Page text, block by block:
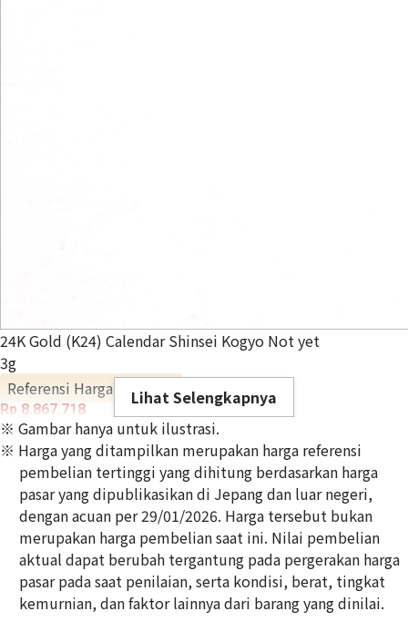
24K Gold (K24) Calendar Shinsei Kogyo Not yet
3g
Referensi Harga Buyback
Rp 8.867.718
Lihat Selengkapnya
※ Gambar hanya untuk ilustrasi.
※ Harga yang ditampilkan merupakan harga referensi
pembelian tertinggi yang dihitung berdasarkan harga
pasar yang dipublikasikan di Jepang dan luar negeri,
dengan acuan per 29/01/2026. Harga tersebut bukan
merupakan harga pembelian saat ini. Nilai pembelian
aktual dapat berubah tergantung pada pergerakan harga
pasar pada saat penilaian, serta kondisi, berat, tingkat
kemurnian, dan faktor lainnya dari barang yang dinilai.